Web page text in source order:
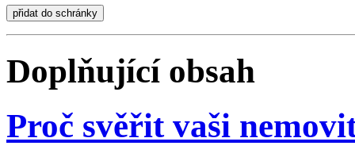
Doplňující obsah
Proč svěřit vaši